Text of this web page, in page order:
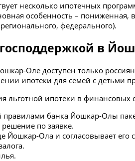
несколько ипотечных
особенность – пониженная,
федерального).
в
Оле доступен только
ипотеки для семей с детьми
льготной ипотеки в
банка Йошкар-Олы
по заявке.
Йошкар-Ола и согласовывает его